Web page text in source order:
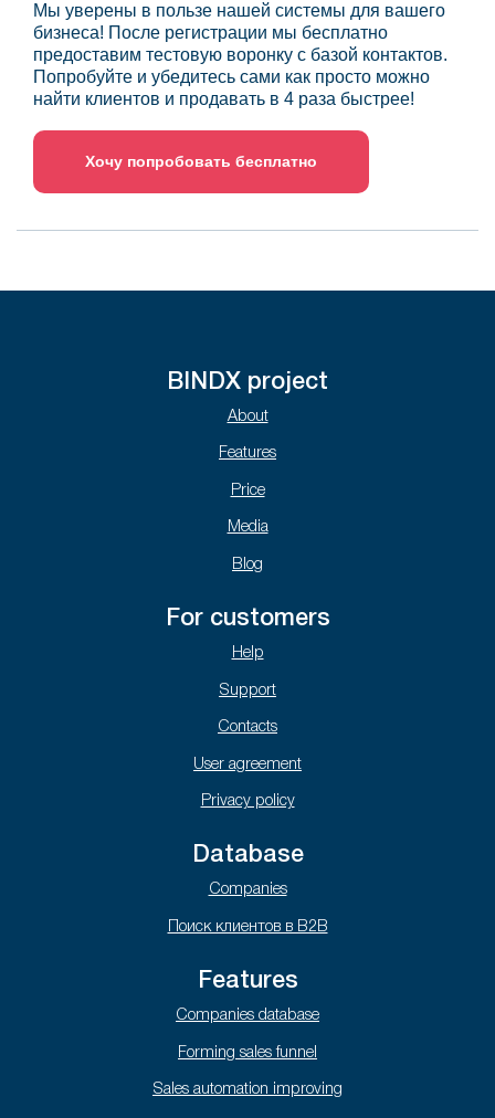
Мы уверены в пользе нашей системы для вашего
бизнеса! После регистрации мы бесплатно
предоставим тестовую воронку с базой контактов.
Попробуйте и убедитесь сами как просто можно
найти клиентов и продавать в 4 раза быстрее!
Хочу попробовать бесплатно
BINDX project
About
Features
Price
Media
Blog
For customers
Help
Support
Contacts
User agreement
Privacy policy
Database
Companies
Поиск клиентов в B2B
Features
Companies database
Forming sales funnel
Sales automation improving